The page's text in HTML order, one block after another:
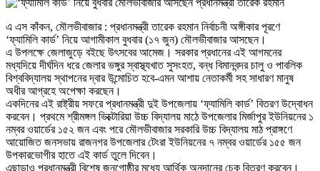
এ এস কাঁকন, মৌলভীবাজার : প্রধানমন্ত্রী তারেক রহমান নির্বাচনী অঙ্গীকার পূরণে
‘ফ্যামিলি কার্ড’ নিয়ে আগামীকাল বুধবার (১৭ জুন) মৌলভীবাজার আসছেন।
এ উপলক্ষে জেলাজুড়ে বইছে উৎসবের আমেজ। সরকার প্রধানের এই আগমনের
মধ্যদিয়ে দীর্ঘদিন ধরে জেলার ভঙ্গুর স্বাস্থ্যখাত সুসংহত, বন্ধ বিমানবন্দর চালু ও পাবলিক
বিশ্ববিদ্যালয় স্থাপনের দ্বার উন্মোচিত হবে-এমন আশায় নেতাকর্মী সহ সাধারণ মানুষ
অধীর আগ্রহে অপেক্ষা করছেন।
একদিনের এই রাষ্ট্রীয় সফরে প্রধানমন্ত্রী দুই উপজেলায় ‘ফ্যামিলি কার্ড’ বিতরণ উদ্বোধন
করবেন। প্রথমে শ্রীমঙ্গল ভিক্টোরিয়া উচ্চ বিদ্যালয় মাঠে উপজেলার মির্জাপুর ইউনিয়নের ১
নম্বর ওয়ার্ডের ১৫২ জন এবং পরে মৌলভীবাজার সরকারি উচ্চ বিদ্যালয় মাঠ প্রাঙ্গণে
আয়োজিত জনসভায় রাজনগর উপজেলার টেংরা ইউনিয়নের ৭ নম্বর ওয়ার্ডের ১৫৫ জন
উপকারভোগীর হাতে এই কার্ড তুলে দিবেন।
এছাড়াও প্রধানমন্ত্রী বিশেষ জনগোষ্ঠীর মধ্যে আর্থিক অনুদানের চেক বিতরণ করবেন।